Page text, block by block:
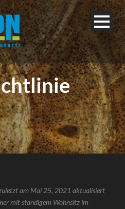
am Mai 25, 2021 aktualisiert
mit ständigem Wohnsitz im